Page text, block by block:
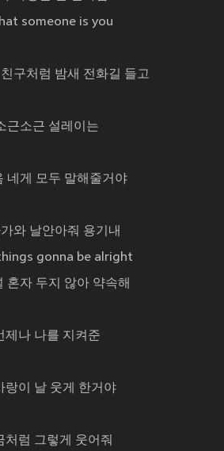
someone is you
구처럼 밤새 전화길 들고
근소근 설레이는
네게 모두 말해줄거야
와 날안아줘 용기내
gonna be alright
혼자 두지 않아 약속해
제나 나를 지켜준
랑이 날 웃게 한거야
처럼 그렇게 웃어줘